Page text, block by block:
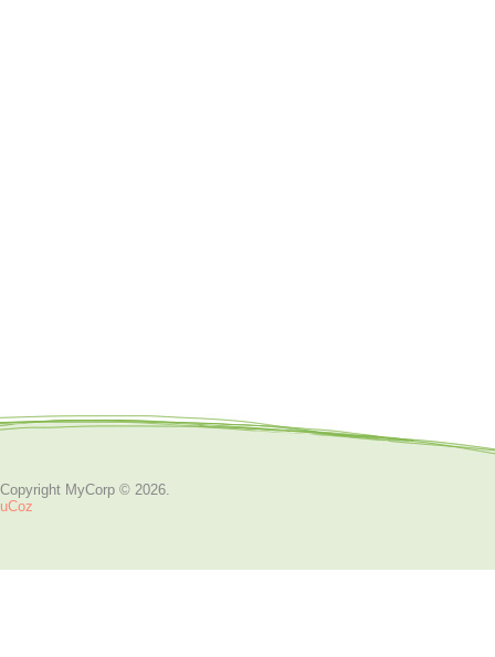
Copyright MyCorp © 2026.
uCoz